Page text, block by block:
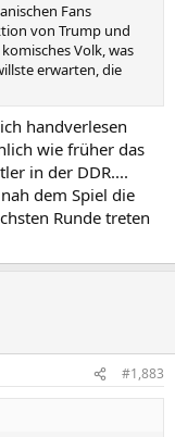
Fans
von Trump und
Volk, was
erwarten, die
handverlesen
wie früher das
in der DDR....
dem Spiel die
Runde treten
#1,883